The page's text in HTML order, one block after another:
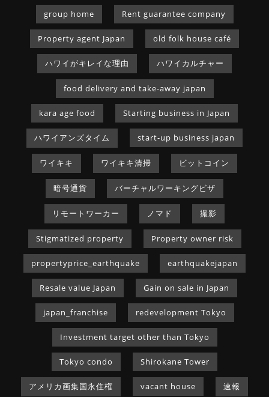
group home Rent guarantee company
Property agent Japan old folk house café
ハワイがキレイな理由 ハワイカルチャー
food delivery and take-away japan
kara age food Starting business in Japan
ハワイアンズタイム start-up business japan
ワイキキ ワイキキ清掃 ビットコイン
暗号通貨 バーチャルワーキングビザ
リモートワーカー ノマド 撮影
Stigmatized property Property owner risk
propertyprice_earthquake earthquakejapan
Resale value Japan Gain on sale in Japan
japan_franchise redevelopment Tokyo
Investment target other than Tokyo
Tokyo condo Shirokane Tower
アメリカ画集国永住権 vacant house 速報